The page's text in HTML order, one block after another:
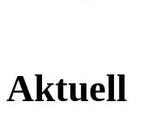
Aktuell